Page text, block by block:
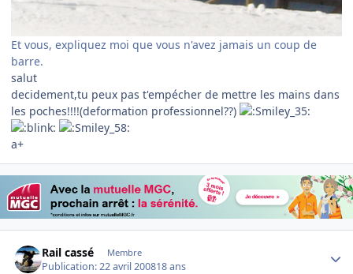
Et vous, expliquez moi que vous n'avez jamais un coup de
barre.
salut
decidement,tu peux pas t'empécher de mettre les mains dans
les poches!!!!(deformation professionnel??)
a+
Rail cassé Membre
Publication:22 avril 200818 ans